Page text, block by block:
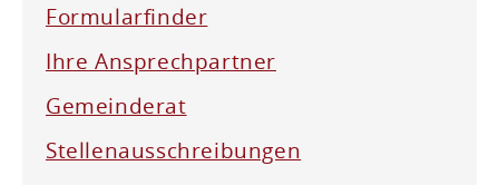
Formularfinder
Ihre Ansprechpartner
Gemeinderat
Stellenausschreibungen